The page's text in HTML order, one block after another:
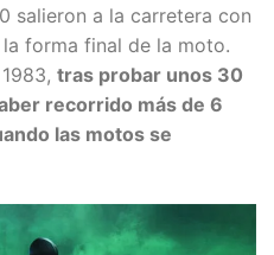
salieron a la carretera con
forma final de la moto.
tras probar unos 30
recorrido más de 6
las motos se